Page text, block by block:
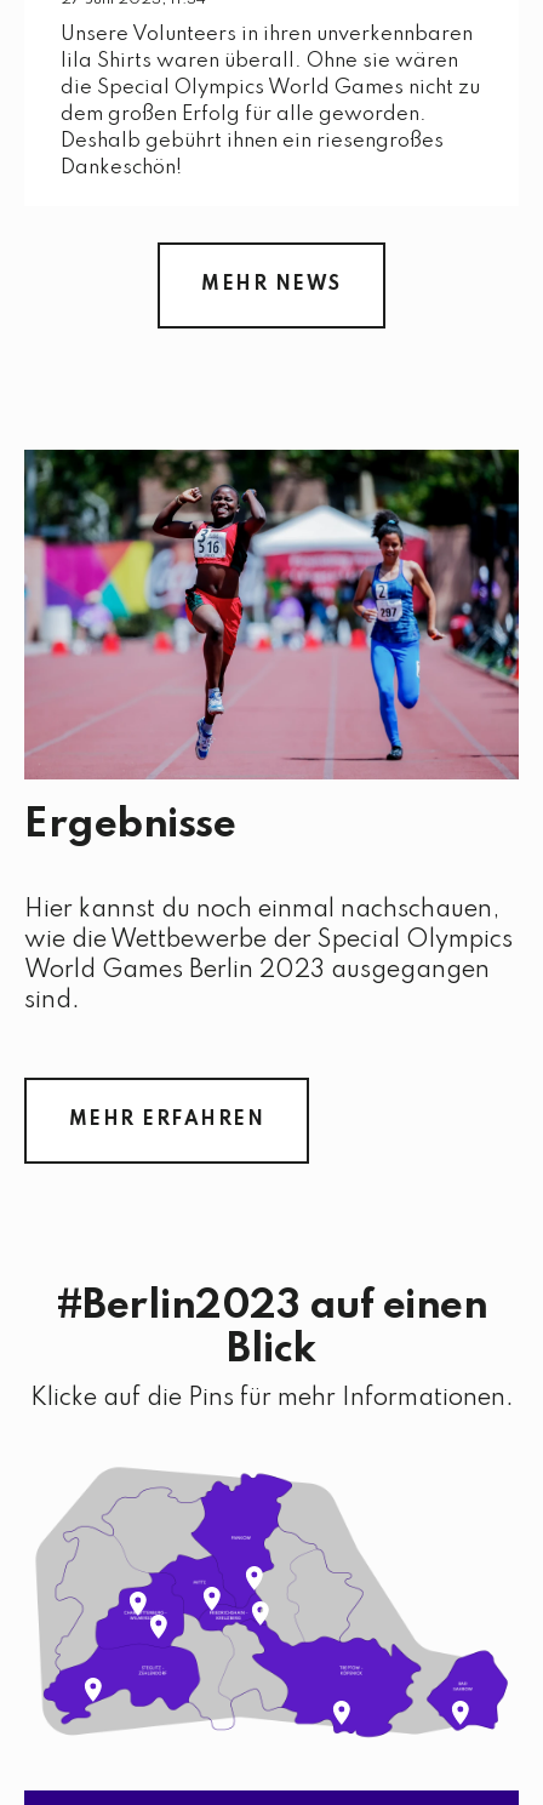
Unsere Volunteers in ihren unverkennbaren
lila Shirts waren überall. Ohne sie wären
die Special Olympics World Games nicht zu
dem großen Erfolg für alle geworden.
Deshalb gebührt ihnen ein riesengroßes
Dankeschön!
MEHR NEWS
Ergebnisse
Hier kannst du noch einmal nachschauen,
wie die Wettbewerbe der Special Olympics
World Games Berlin 2023 ausgegangen
sind.
MEHR ERFAHREN
#Berlin2023 auf einen
Blick
Klicke auf die Pins für mehr Informationen.